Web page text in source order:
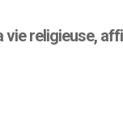
vie religieuse,